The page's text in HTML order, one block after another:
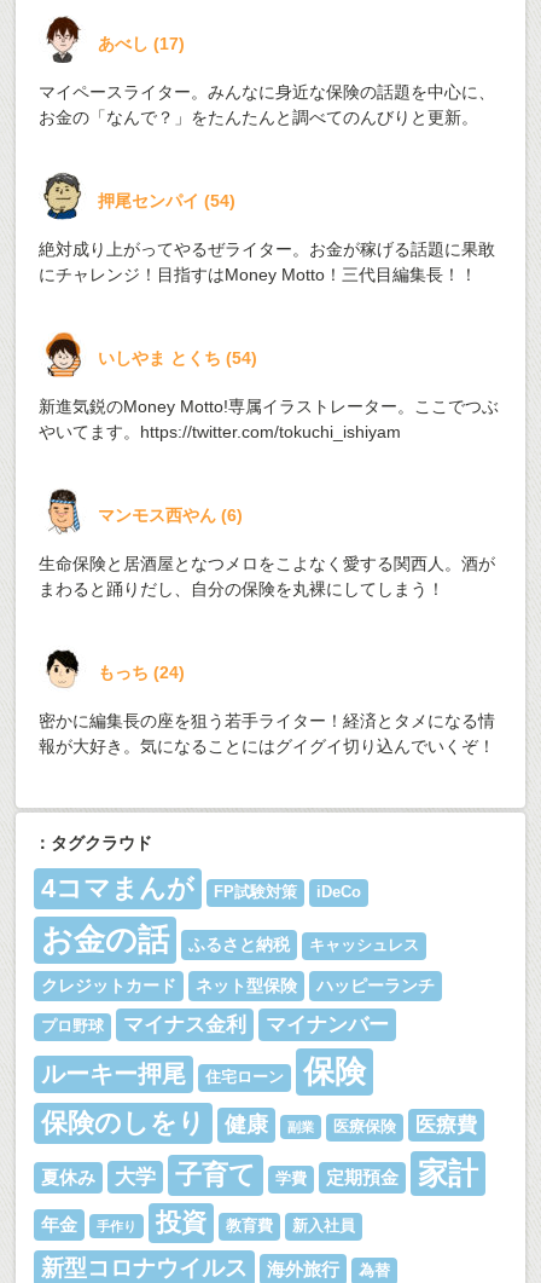
あべし(17)
マイペースライター。みんなに身近な保険の話題を中心に、
お金の「なんで？」をたんたんと調べてのんびりと更新。
押尾センパイ(54)
絶対成り上がってやるぜライター。お金が稼げる話題に果敢
にチャレンジ！目指すはMoney Motto！三代目編集長！！
いしやま とくち(54)
新進気鋭のMoney Motto!専属イラストレーター。ここでつぶ
やいてます。 https://twitter.com/tokuchi_ishiyam
マンモス西やん(6)
生命保険と居酒屋となつメロをこよなく愛する関西人。酒が
まわると踊りだし、自分の保険を丸裸にしてしまう！
もっち(24)
密かに編集長の座を狙う若手ライター！経済とタメになる情
報が大好き。気になることにはグイグイ切り込んでいくぞ！
：タグクラウド
4コマまんが FP試験対策 iDeCo
お金の話 ふるさと納税 キャッシュレス
クレジットカード ネット型保険 ハッピーランチ
プロ野球 マイナス金利 マイナンバー
ルーキー押尾 住宅ローン 保険
保険のしをり 健康 副業 医療保険 医療費
夏休み 大学 子育て 学費 定期預金 家計
年金 手作り 投資 教育費 新入社員
新型コロナウイルス 海外旅行 為替